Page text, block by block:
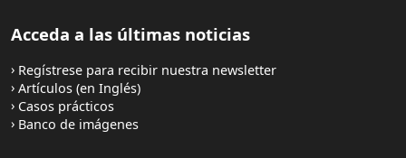
Acceda a las últimas noticias
Regístrese para recibir nuestra newsletter
Artículos (en Inglés)
Casos prácticos
Banco de imágenes